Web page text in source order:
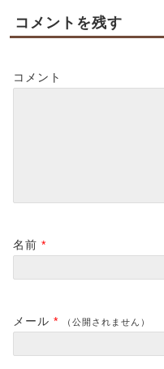
コメントを残す
コメント
名前 *
メール * （公開されません）